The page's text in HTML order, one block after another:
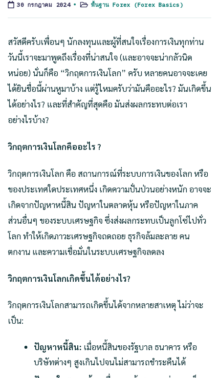
30 กรกฎาคม 2024
Postedพื้นฐาน Forex (Forex Basics)
สวัสดีครับเพื่อนๆ นักลงทุนและผู้ที่สนใจเรื่องการเงินทุกท่าน
วันนี้เราจะมาพูดถึงเรื่องที่น่าสนใจ (และอาจจะน่ากลัวนิด
หน่อย) นั่นก็คือ “วิกฤตการเงินโลก” ครับ หลายคนอาจจะเคย
ได้ยินชื่อนี้ผ่านหูมาบ้าง แต่รู้ไหมครับว่ามันคืออะไร? มันเกิดขึ้น
ได้อย่างไร? และที่สำคัญที่สุดคือ มันส่งผลกระทบต่อเรา
อย่างไรบ้าง?
วิกฤตการเงินโลกคืออะไร ?
วิกฤตการเงินโลก คือ สถานการณ์ที่ระบบการเงินของโลก หรือ
ของประเทศใดประเทศหนึ่ง เกิดความปั่นป่วนอย่างหนัก อาจจะ
เกิดจากปัญหาหนี้สิน ปัญหาในตลาดหุ้น หรือปัญหาในภาค
ส่วนอื่นๆ ของระบบเศรษฐกิจ ซึ่งส่งผลกระทบเป็นลูกโซ่ไปทั่ว
โลก ทำให้เกิดภาวะเศรษฐกิจถดถอย ธุรกิจล้มละลาย คน
ตกงาน และความเชื่อมั่นในระบบเศรษฐกิจลดลง
วิกฤตการเงินโลกเกิดขึ้นได้อย่างไร?
วิกฤตการเงินโลกสามารถเกิดขึ้นได้จากหลายสาเหตุ ไม่ว่าจะ
เป็น:
ปัญหาหนี้สิน: เมื่อหนี้สินของรัฐบาล ธนาคาร หรือ
บริษัทต่างๆ สูงเกินไปจนไม่สามารถชำระคืนได้